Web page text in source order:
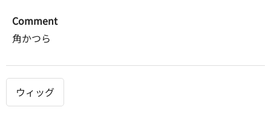
Comment
角かつら
ウィッグ